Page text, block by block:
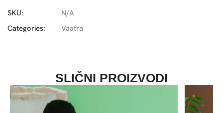
SKU:
N/A
Categories:
Vaatra
SLIČNI PROIZVODI